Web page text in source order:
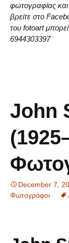
φωτογραφίας
βρείτε στο
του fotoart
6944303397
John
December 7,
Φωτογράφοι